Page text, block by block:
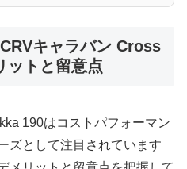
キャラバン Cross
ットと留意点
190はコストパフォーマン
ズとして注目されています